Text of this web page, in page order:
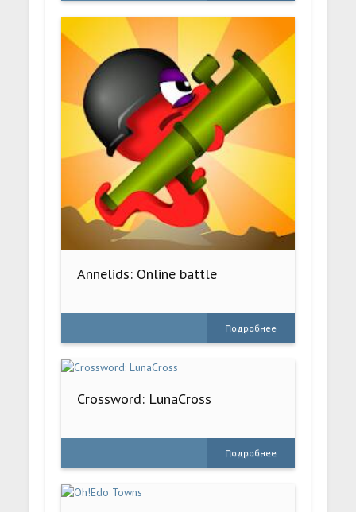
Annelids: Online battle
Подробнее
Crossword: LunaCross
Подробнее